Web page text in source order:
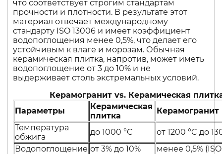
что соответствует строгим стандартам
прочности и плотности. В результате этот
материал отвечает международному
стандарту ISO 13006 и имеет коэффициент
водопоглощения менее 0,5%, что делает его
устойчивым к влаге и морозам. Обычная
керамическая плитка, напротив, может иметь
водопоглощение от 3 до 10% и не
выдерживает столь экстремальных условий.
Керамогранит vs. Керамическая
Параметры
Керамическая
плитка
Керамогранит
Температура
обжига
до 1000 °C
от 1200 °C до
Водопоглощение от 3% до 10%
менее 0,5%